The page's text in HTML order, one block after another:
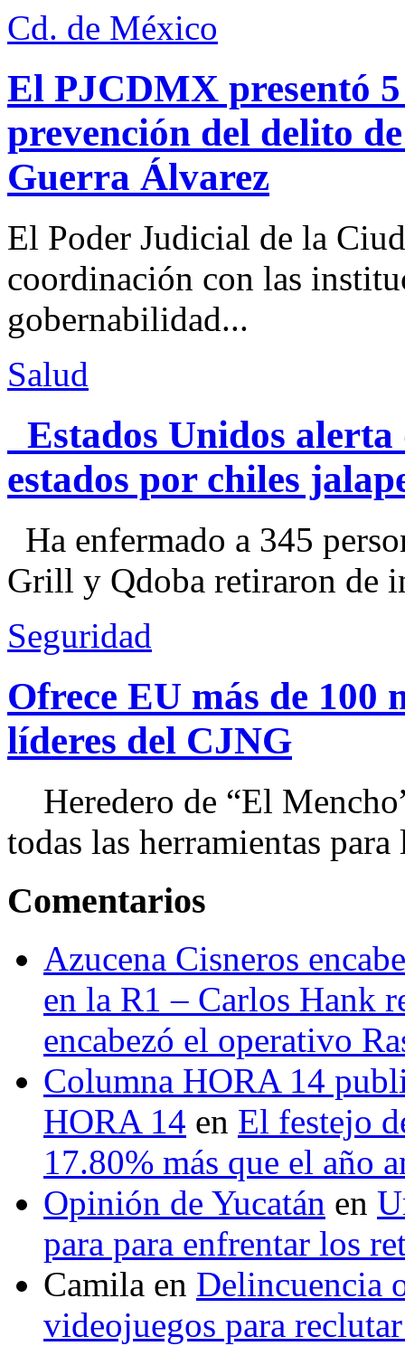
Cd. de México
El PJCDMX presentó
prevención del delito
Guerra Álvarez
El Poder Judicial de la
coordinación con las
gobernabilidad...
Salud
Estados Unidos alerta
estados por chiles
Ha enfermado a 345
Grill y Qdoba retiraron de
Seguridad
Ofrece EU más de 100
líderes del CJNG
Heredero de “El
todas las herramientas
Comentarios
Azucena Cisneros
en la R1 – Carlos Hank
encabezó el operativo
Columna HORA 14
HORA 14 en El festejo
17.80% más que el año
Opinión de Yucatán en
para para enfrentar los
Camila en Delincuencia
videojuegos para